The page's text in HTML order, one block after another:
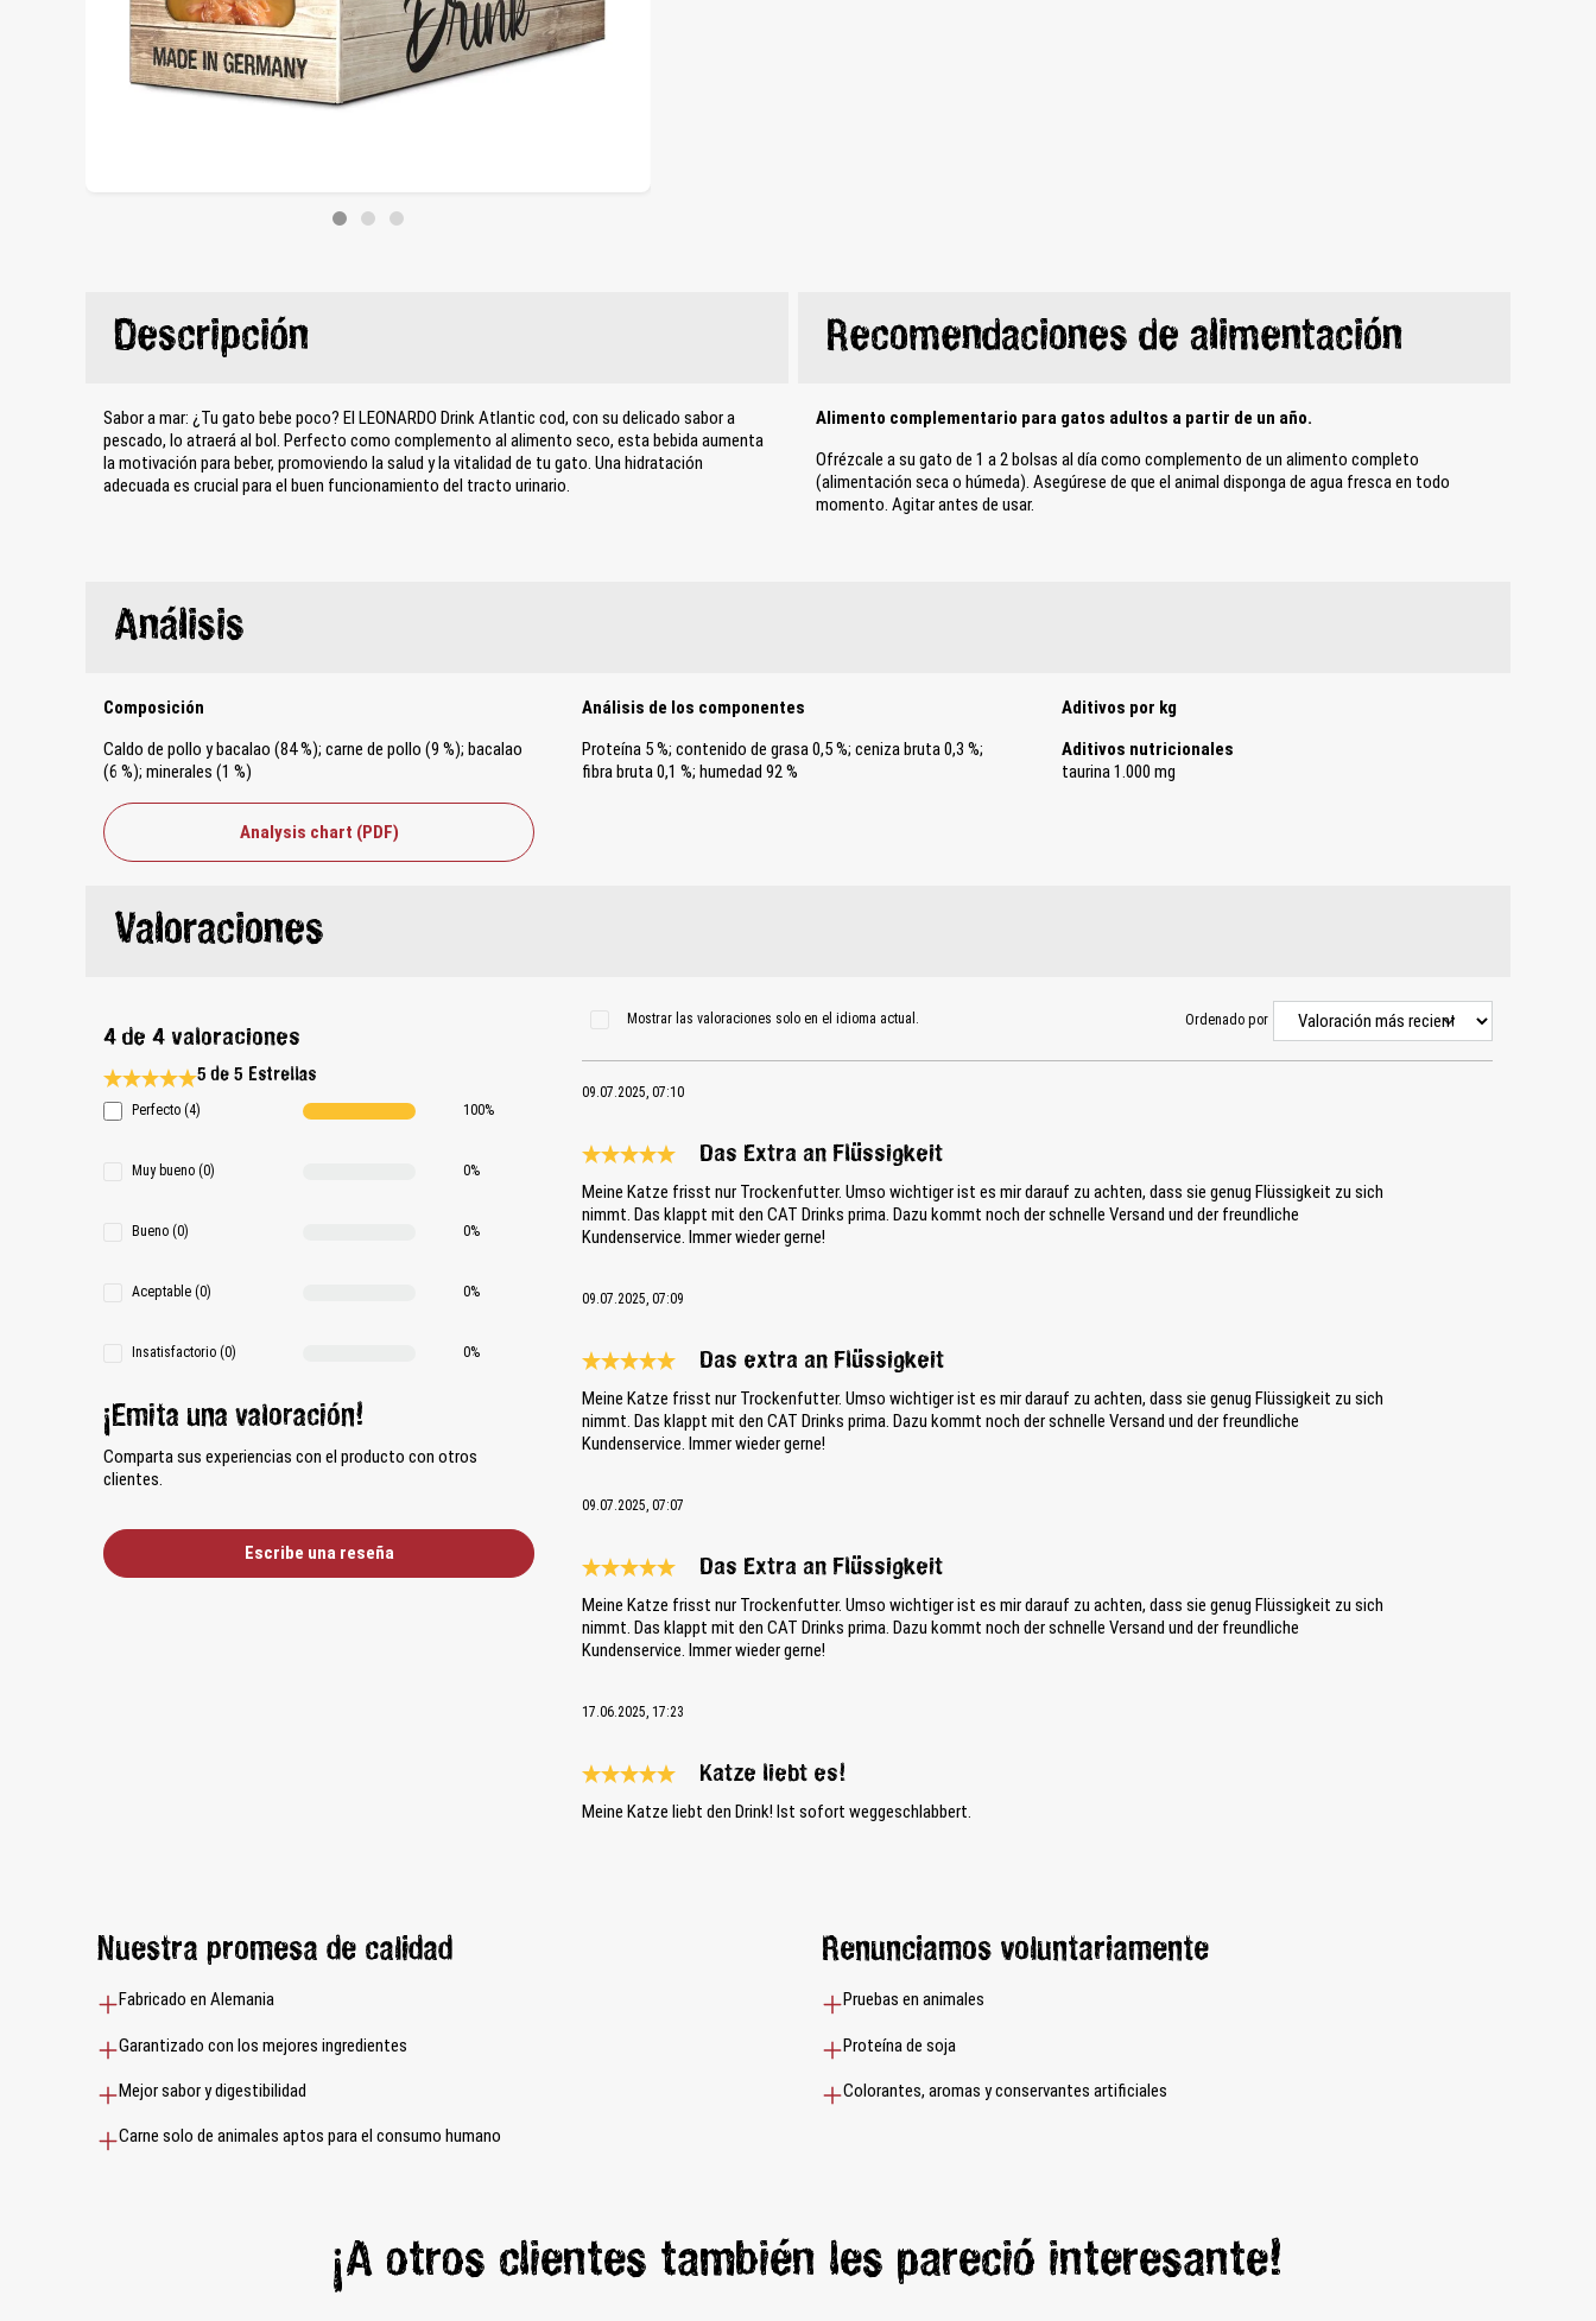
Descripción
Sabor a mar: ¿Tu gato bebe poco? El LEONARDO Drink Atlantic cod, con su delicado sabor a
pescado, lo atraerá al bol. Perfecto como complemento al alimento seco, esta bebida aumenta
la motivación para beber, promoviendo la salud y la vitalidad de tu gato. Una hidratación
adecuada es crucial para el buen funcionamiento del tracto urinario.
Recomendaciones de alimentación
Alimento complementario para gatos adultos a partir de un año.
Ofrézcale a su gato de 1 a 2 bolsas al día como complemento de un alimento completo
(alimentación seca o húmeda). Asegúrese de que el animal disponga de agua fresca en todo
momento. Agitar antes de usar.
Análisis
Composición
Caldo de pollo y bacalao (84 %); carne de pollo (9 %); bacalao
(6 %); minerales (1 %)
Análisis de los componentes
Proteína 5 %; contenido de grasa 0,5 %; ceniza bruta 0,3 %;
fibra bruta 0,1 %; humedad 92 %
Aditivos por kg
Aditivos nutricionales
taurina 1.000 mg
Analysis chart (PDF)
Valoraciones
4 de 4 valoraciones
Calificación promedio de 5 de 5 estrellas
5 de 5 Estrellas
Perfecto (4) 100%
Muy bueno (0) 0%
Bueno (0) 0%
Aceptable (0) 0%
Insatisfactorio (0) 0%
¡Emita una valoración!
Comparta sus experiencias con el producto con otros
clientes.
Escribe una reseña
Mostrar las valoraciones solo en el idioma actual. Ordenado por
09.07.2025, 07:10
Das Extra an Flüssigkeit
Meine Katze frisst nur Trockenfutter. Umso wichtiger ist es mir darauf zu achten, dass sie genug Flüssigkeit zu sich
nimmt. Das klappt mit den CAT Drinks prima. Dazu kommt noch der schnelle Versand und der freundliche
Kundenservice. Immer wieder gerne!
09.07.2025, 07:09
Das extra an Flüssigkeit
Meine Katze frisst nur Trockenfutter. Umso wichtiger ist es mir darauf zu achten, dass sie genug Flüssigkeit zu sich
nimmt. Das klappt mit den CAT Drinks prima. Dazu kommt noch der schnelle Versand und der freundliche
Kundenservice. Immer wieder gerne!
09.07.2025, 07:07
Das Extra an Flüssigkeit
Meine Katze frisst nur Trockenfutter. Umso wichtiger ist es mir darauf zu achten, dass sie genug Flüssigkeit zu sich
nimmt. Das klappt mit den CAT Drinks prima. Dazu kommt noch der schnelle Versand und der freundliche
Kundenservice. Immer wieder gerne!
17.06.2025, 17:23
Katze liebt es!
Meine Katze liebt den Drink! Ist sofort weggeschlabbert.
Nuestra promesa de calidad
Fabricado en Alemania
Garantizado con los mejores ingredientes
Mejor sabor y digestibilidad
Carne solo de animales aptos para el consumo humano
Renunciamos voluntariamente
Pruebas en animales
Proteína de soja
Colorantes, aromas y conservantes artificiales
¡A otros clientes también les pareció interesante!